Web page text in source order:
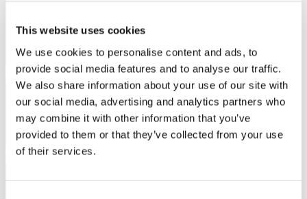
This website uses cookies
We use cookies to personalise content and ads, to
provide social media features and to analyse our traffic.
We also share information about your use of our site with
our social media, advertising and analytics partners who
may combine it with other information that you’ve
provided to them or that they’ve collected from your use
of their services.
Numero Dipendenti
Città